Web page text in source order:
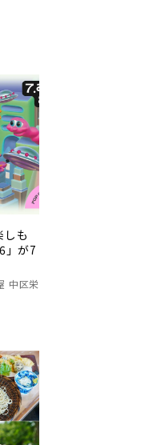
しも
」が7
中区栄